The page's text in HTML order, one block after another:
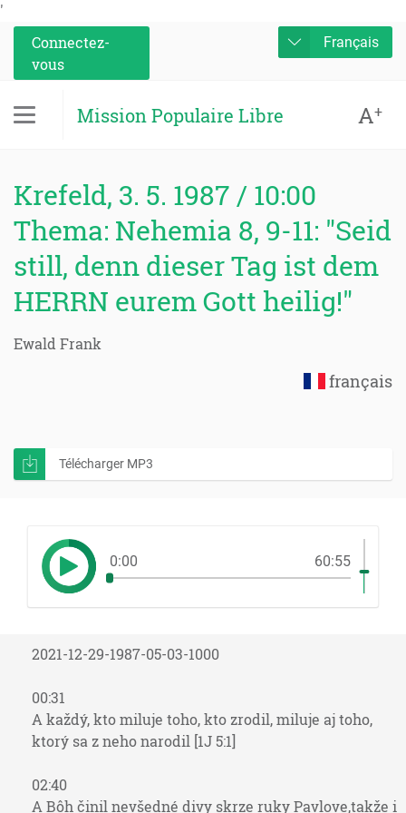
'
Connectez-
vous
Français
Mission Populaire Libre A+
Krefeld, 3. 5. 1987 / 10:00
Thema: Nehemia 8, 9-11: "Seid
still, denn dieser Tag ist dem
HERRN eurem Gott heilig!"
Ewald Frank
français
Télécharger MP3
0:00 60:55
2021-12-29-1987-05-03-1000
00:31
A každý, kto miluje toho, kto zrodil, miluje aj toho,
ktorý sa z neho narodil [1J 5:1]
02:40
A Bôh činil nevšedné divy skrze ruky Pavlove,takže i